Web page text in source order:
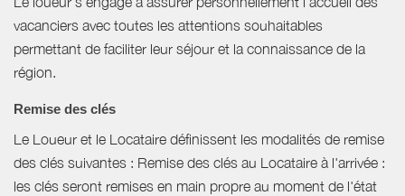
vacanciers avec toutes les attentions souhaitables
permettant de faciliter leur séjour et la connaissance de la
région.
Remise des clés
Le Loueur et le Locataire définissent les modalités de remise
des clés suivantes : Remise des clés au Locataire à l'arrivée :
les clés seront remises en main propre au moment de l'état